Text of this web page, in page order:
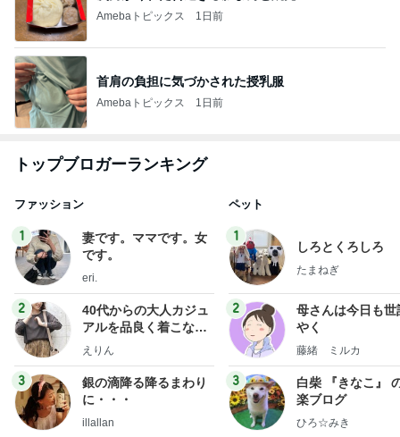
Amebaトピックス 1日前
首肩の負担に気づかされた授乳服
Amebaトピックス 1日前
トップブロガーランキング
ファッション
1
妻です。ママです。女
です。
eri.
2
40代からの大人カジュ
アルを品良く着こなす
ファッションブログ
えりん
3
銀の滴降る降るまわり
に・・・
illallan
ペット
1
しろとくろしろ
たまねぎ
2
母さんは今日も世
やく
藤緒 ミルカ
3
白柴 『きなこ』
楽ブログ
ひろ☆みき